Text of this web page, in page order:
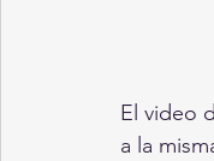
El video
a la